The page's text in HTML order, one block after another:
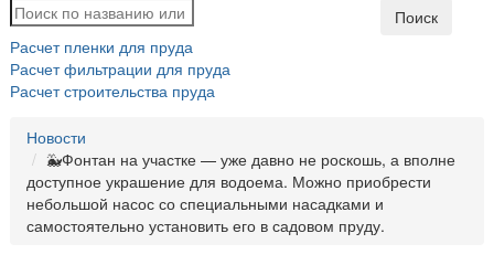
Поиск
Расчет пленки для пруда
Расчет фильтрации для пруда
Расчет строительства пруда
Новости
🐳Фонтан на участке — уже давно не роскошь, а вполне
доступное украшение для водоема. Можно приобрести
небольшой насос со специальными насадками и
самостоятельно установить его в садовом пруду.